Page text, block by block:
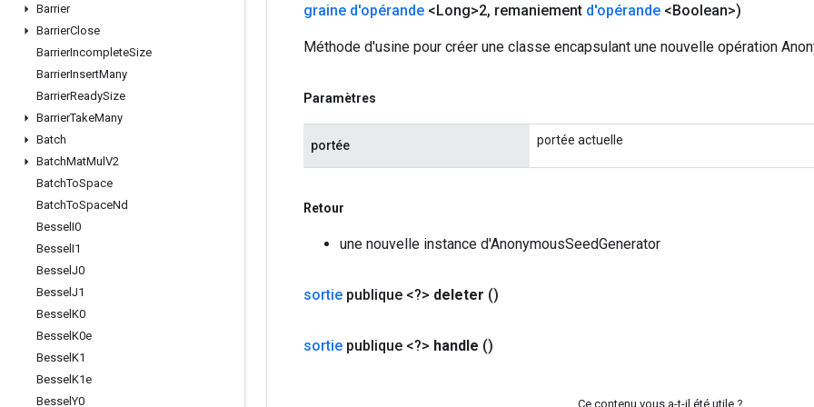
Barrier
BarrierClose
BarrierIncompleteSize
BarrierInsertMany
BarrierReadySize
BarrierTakeMany
Batch
BatchMatMul V2
BatchToSpace
BatchToSpaceNd
Bessel I0
Bessel I1
Bessel J0
Bessel J1
Bessel K0
Bessel K0e
Bessel K1
Bessel K1e
BesselY0
graine d'opérande <Long>2, remaniement d'opérande <Boolean>)
Méthode d'usine pour créer une classe encapsulant une nouvelle opération
Paramètres
portée portée actuelle
Retour
une nouvelle instance d'AnonymousSeedGenerator
sortie publique <?> deleter ()
sortie publique <?> handle ()
Ce contenu vous a-t-il été utile ?